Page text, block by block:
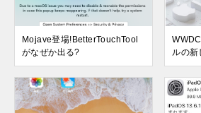
Mojave登場!BetterTouchTool
がなぜか出る?
ルの新